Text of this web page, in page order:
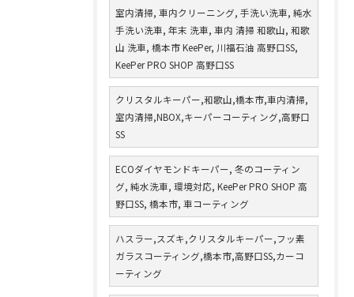
室内清掃, 車内クリーニング, 手洗い洗車, 純水
手洗い洗車, 年末 洗車, 車内 清掃 和歌山, 和歌
山 洗車, 橋本市 KeePer, 川福石油 高野口SS,
KeePer PRO SHOP 高野口SS
クリスタルキーパー,和歌山,橋本市,車内清掃,
室内清掃,NBOX,キーパーコーティング,高野口
SS
ECOダイヤモンドキーパー, 冬のコーティン
グ, 純水洗車, 環境対応, KeePer PRO SHOP 高
野口SS, 橋本市, 車コーティング
ハスラー,スズキ,クリスタルキーパー,フッ素
ガラスコーティング,橋本市,高野口SS,カーコ
ーティング